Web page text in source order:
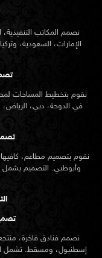
نصمم المكاتب
الإمارات، السعودية،
نقوم بتخطيط المساحات
في الدوحة، دبي، الرياض،
نقوم بتصميم مطاعم،
وأبوظبي. التصميم يشمل
نصمم فنادق فاخرة،
إسطنبول، ومسقط. تشمل